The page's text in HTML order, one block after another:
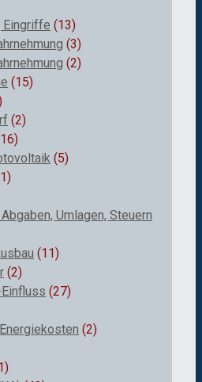
(13)
(3)
(2)
(15)
(2)
(5)
Umlagen, Steuern
(11)
(2)
(27)
(2)